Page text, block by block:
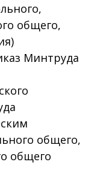
общего,
Минтруда
общего,
общего